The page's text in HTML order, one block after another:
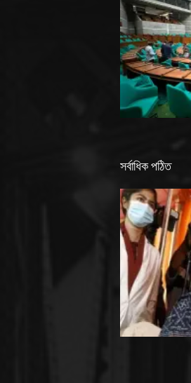
সর্বাধিক পঠিত